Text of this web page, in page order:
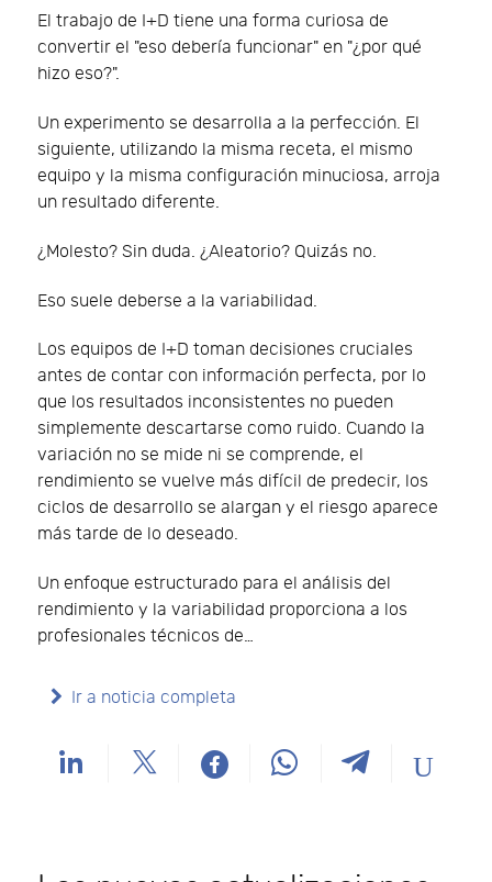
El trabajo de I+D tiene una forma curiosa de
convertir el "eso debería funcionar" en "¿por qué
hizo eso?".
Un experimento se desarrolla a la perfección. El
siguiente, utilizando la misma receta, el mismo
equipo y la misma configuración minuciosa, arroja
un resultado diferente.
¿Molesto? Sin duda. ¿Aleatorio? Quizás no.
Eso suele deberse a la variabilidad.
Los equipos de I+D toman decisiones cruciales
antes de contar con información perfecta, por lo
que los resultados inconsistentes no pueden
simplemente descartarse como ruido. Cuando la
variación no se mide ni se comprende, el
rendimiento se vuelve más difícil de predecir, los
ciclos de desarrollo se alargan y el riesgo aparece
más tarde de lo deseado.
Un enfoque estructurado para el análisis del
rendimiento y la variabilidad proporciona a los
profesionales técnicos de…
Ir a noticia completa